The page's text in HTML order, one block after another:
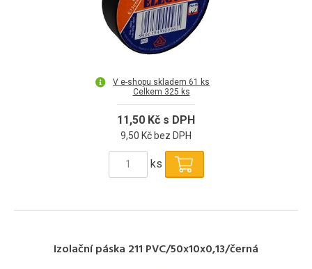
V e-shopu skladem 61 ks
Celkem 325 ks
11,50 Kč s DPH
9,50 Kč bez DPH
ks
Izolační páska 211 PVC/50x10x0,13/černá